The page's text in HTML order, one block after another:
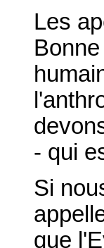
Les
- qui
Si
que